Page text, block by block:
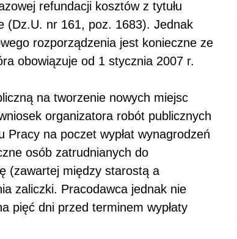
refundacji kosztów z tytułu
(Dz.U. nr 161, poz. 1683). Jednak
rozporządzenia jest konieczne ze
obowiązuje od 1 stycznia 2007 r.
na tworzenie nowych miejsc
organizatora robót publicznych
na poczet wypłat wynagrodzeń
osób zatrudnianych do
(zawartej między starostą a
zaliczki. Pracodawca jednak nie
pięć dni przed terminem wypłaty